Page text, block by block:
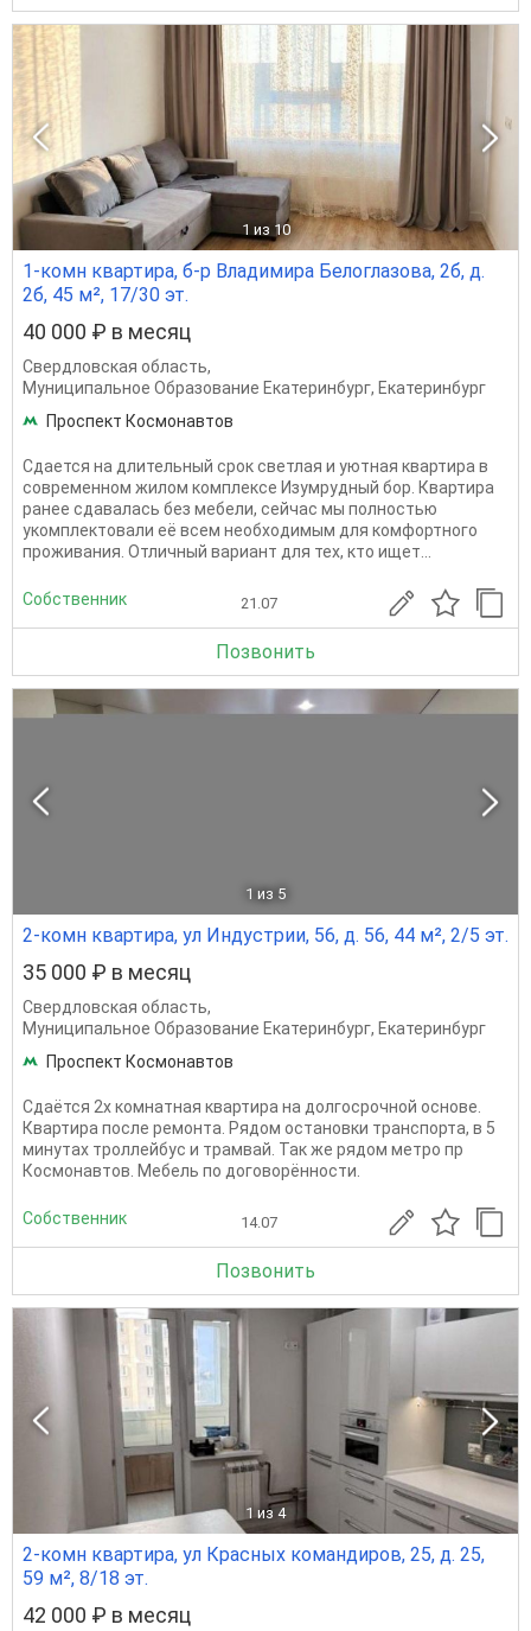
1 из 10
1-комн квартира, б-р Владимира Белоглазова, 2б, д.
2б, 45 м², 17/30 эт.
40 000 ₽ в месяц
Свердловская область,
Муниципальное Образование Екатеринбург, Екатеринбург
Проспект Космонавтов
Сдается на длительный срок светлая и уютная квартира в
современном жилом комплексе Изумрудный бор. Квартира
ранее сдавалась без мебели, сейчас мы полностью
укомплектовали её всем необходимым для комфортного
проживания. Отличный вариант для тех, кто ищет...
Собственник 21.07
Позвонить
1 из 5
2-комн квартира, ул Индустрии, 56, д. 56, 44 м², 2/5 эт.
35 000 ₽ в месяц
Свердловская область,
Муниципальное Образование Екатеринбург, Екатеринбург
Проспект Космонавтов
Сдаётся 2х комнатная квартира на долгосрочной основе.
Квартира после ремонта. Рядом остановки транспорта, в 5
минутах троллейбус и трамвай. Так же рядом метро пр
Космонавтов. Мебель по договорённости.
Собственник 14.07
Позвонить
1 из 4
2-комн квартира, ул Красных командиров, 25, д. 25,
59 м², 8/18 эт.
42 000 ₽ в месяц